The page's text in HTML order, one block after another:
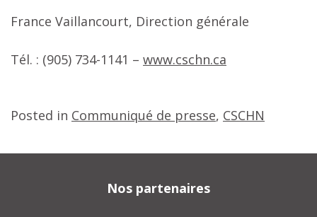
France Vaillancourt, Direction générale
Tél. : (905) 734-1141 – www.cschn.ca
Posted in Communiqué de presse, CSCHN
Nos partenaires